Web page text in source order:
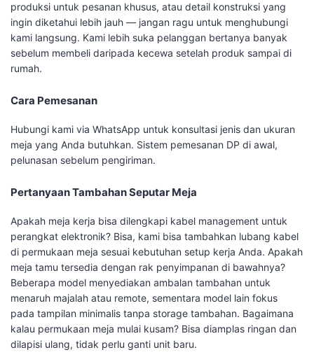
produksi untuk pesanan khusus, atau detail konstruksi yang
ingin diketahui lebih jauh — jangan ragu untuk menghubungi
kami langsung. Kami lebih suka pelanggan bertanya banyak
sebelum membeli daripada kecewa setelah produk sampai di
rumah.
Cara Pemesanan
Hubungi kami via WhatsApp untuk konsultasi jenis dan ukuran
meja yang Anda butuhkan. Sistem pemesanan DP di awal,
pelunasan sebelum pengiriman.
Pertanyaan Tambahan Seputar Meja
Apakah meja kerja bisa dilengkapi kabel management untuk
perangkat elektronik? Bisa, kami bisa tambahkan lubang kabel
di permukaan meja sesuai kebutuhan setup kerja Anda. Apakah
meja tamu tersedia dengan rak penyimpanan di bawahnya?
Beberapa model menyediakan ambalan tambahan untuk
menaruh majalah atau remote, sementara model lain fokus
pada tampilan minimalis tanpa storage tambahan. Bagaimana
kalau permukaan meja mulai kusam? Bisa diamplas ringan dan
dilapisi ulang, tidak perlu ganti unit baru.